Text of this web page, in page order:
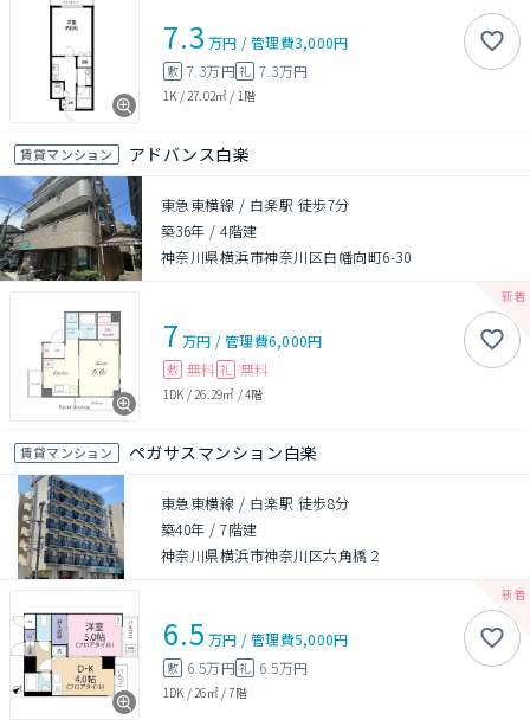
7.3 万円 /管理費3,000円
敷 7.3万円礼 7.3万円
1K / 27.02㎡ / 1階
賃貸マンション アドバンス白楽
東急東横線 / 白楽駅 徒歩7分
築36年 /4階建
神奈川県横浜市神奈川区白幡向町6-30
7 万円 /管理費6,000円
敷 無料 礼 無料
1DK / 26.29㎡ /4階
賃貸マンション ペガサスマンション白楽
東急東横線 / 白楽駅 徒歩8分
築40年 /7階建
神奈川県横浜市神奈川区六角橋２
6.5 万円 /管理費5,000円
敷 6.5万円礼 6.5万円
1DK / 26㎡/7階